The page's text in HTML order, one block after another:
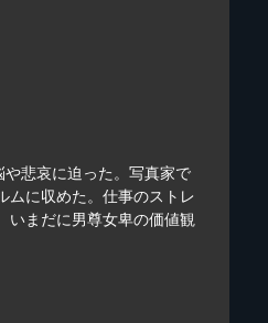
悲哀に迫った。写真家で
ムに収めた。仕事のストレ
いまだに男尊女卑の価値観